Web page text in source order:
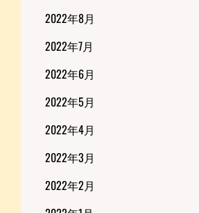
2022年8月
2022年7月
2022年6月
2022年5月
2022年4月
2022年3月
2022年2月